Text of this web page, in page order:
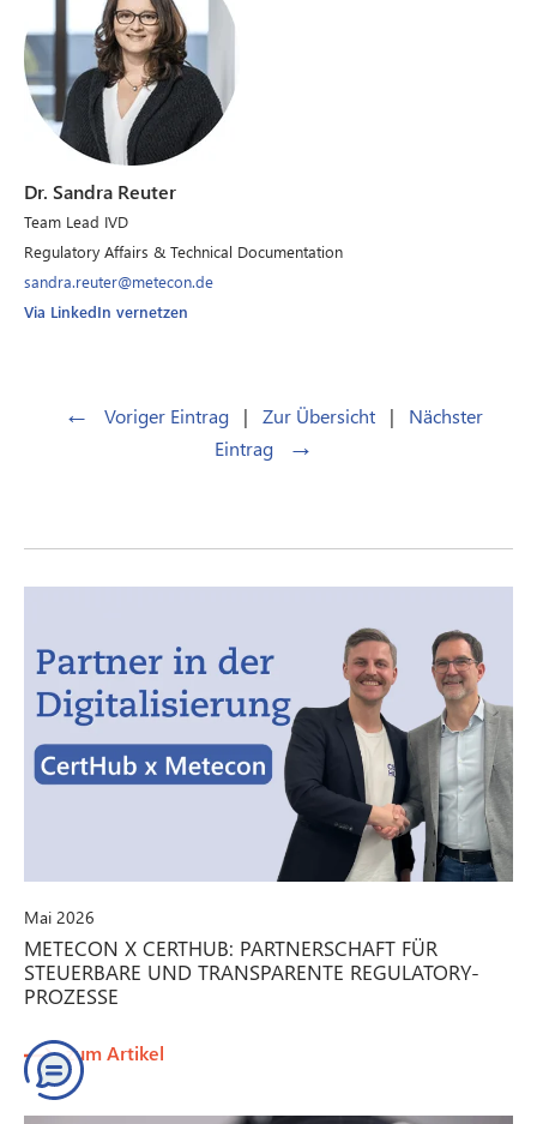
Dr. Sandra Reuter
Team Lead IVD
Regulatory Affairs & Technical Documentation
sandra.reuter@metecon.de
Via LinkedIn vernetzen
← Voriger Eintrag | Zur Übersicht |
Nächster
Eintrag
→
Mai 2026
METECON X CERTHUB: PARTNERSCHAFT FÜR
STEUERBARE UND TRANSPARENTE REGULATORY-
PROZESSE
zum Artikel